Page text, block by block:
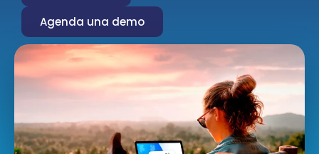
Agenda una demo